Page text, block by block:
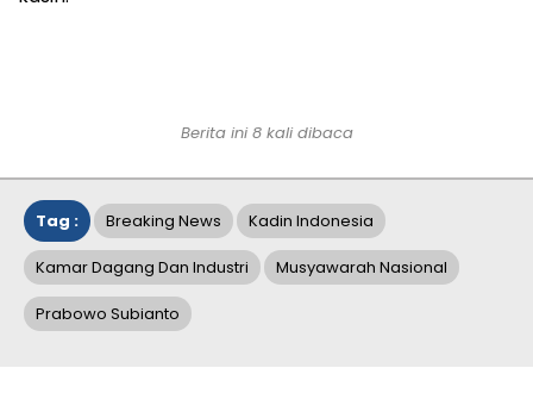
Berita ini 8 kali dibaca
Tag : Breaking News Kadin Indonesia
Kamar Dagang Dan Industri Musyawarah Nasional
Prabowo Subianto